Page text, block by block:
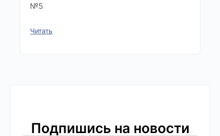
№5
Читать
Подпишись на новости